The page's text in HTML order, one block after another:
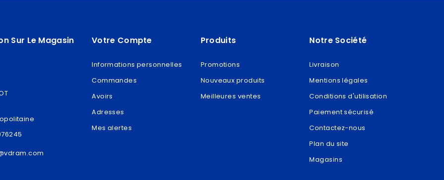
Sur Le Magasin Votre Compte
Informations personnelles
Commandes
Avoirs
Adresses
Mes alertes
Produits
Promotions
Nouveaux produits
Meilleures ventes
Notre Société
Livraison
Mentions légales
Conditions d'utilisation
Paiement sécurisé
Contactez-nous
Plan du site
Magasins